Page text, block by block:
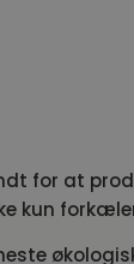
for at
kun